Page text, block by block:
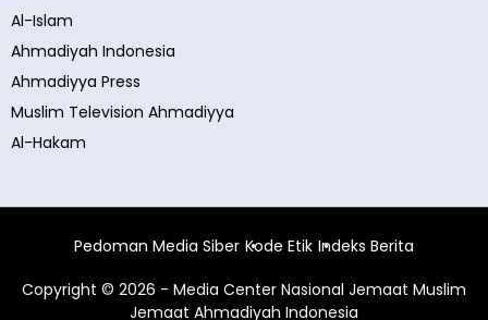
Al-Islam
Ahmadiyah Indonesia
Ahmadiyya Press
Muslim Television Ahmadiyya
Al-Hakam
Pedoman Media Siber Kode Etik Indeks Berita
Copyright © 2026 - Media Center Nasional Jemaat Muslim
Jemaat Ahmadiyah Indonesia